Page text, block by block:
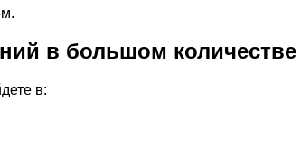
в большом количестве
в: